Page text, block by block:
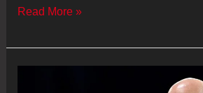
¿Por
cuanto
Read More »